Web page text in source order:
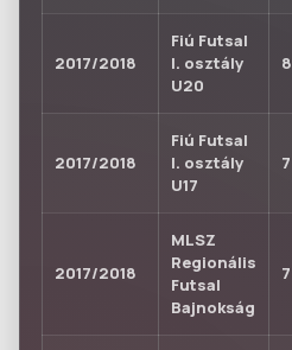
2017/2018
Fiú Futsal
I. osztály
U20
8
2017/2018
Fiú Futsal
I. osztály
U17
7
2017/2018
MLSZ
Regionális
Futsal
Bajnokság
7